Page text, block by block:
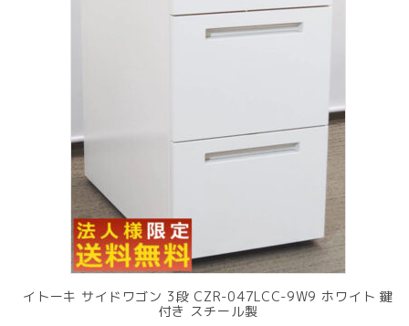
イトーキ サイドワゴン 3段 CZR-047LCC-9W9 ホワイト 鍵
付き スチール製